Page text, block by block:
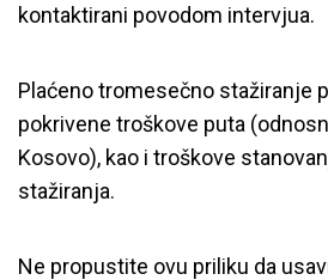
kontaktirani povodom intervjua.
Plaćeno tromesečno stažiranje
pokrivene troškove puta
Kosovo), kao i troškove
stažiranja.
Ne propustite ovu priliku da